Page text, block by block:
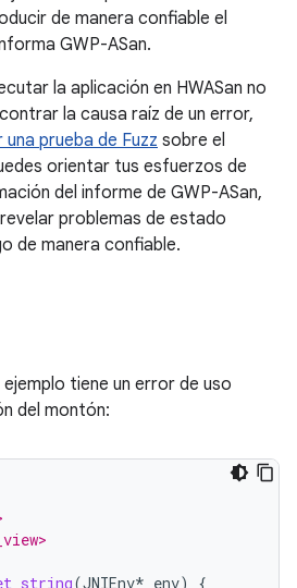
de manera confiable el
GWP-ASan.
la aplicación en HWASan no
la causa raíz de un error,
una prueba de Fuzz sobre el
orientar tus esfuerzos de
del informe de GWP-ASan,
problemas de estado
de manera confiable.
tiene un error de uso
del montón:
(JNIEnv* env) {